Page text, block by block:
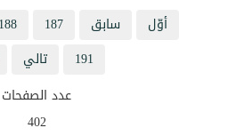
أوّل سابق 187
188
191
تالي
عدد الصفحات
402